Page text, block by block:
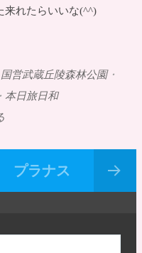
来れたらいいな(^^)
国営武蔵丘陵森林公園・
・ 本日旅日和
プラナス